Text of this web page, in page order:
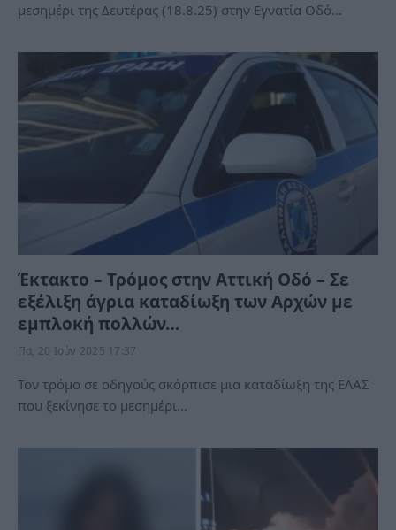
μεσημέρι της Δευτέρας (18.8.25) στην Εγνατία Οδό…
Έκτακτο – Τρόμος στην Αττική Οδό – Σε
εξέλιξη άγρια καταδίωξη των Αρχών με
εμπλοκή πολλών…
Πα, 20 Ιούν 2025 17:37
Τον τρόμο σε οδηγούς σκόρπισε μια καταδίωξη της ΕΛΑΣ
που ξεκίνησε το μεσημέρι…